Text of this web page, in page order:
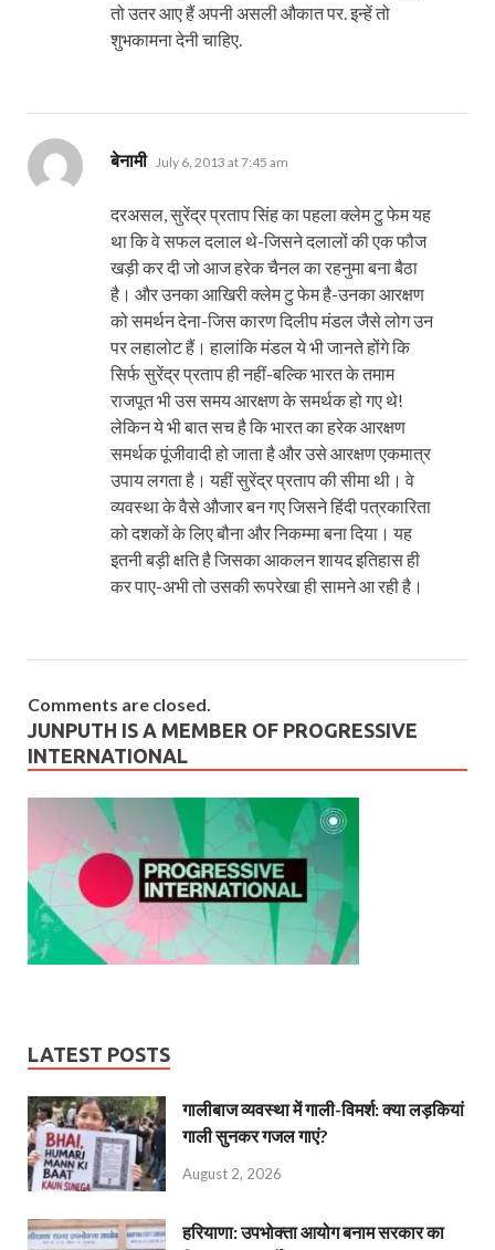
तो उतर आए हैं अपनी असली औकात पर. इन्हें तो
शुभकामना देनी चाहिए.
बेनामी says:
July 6, 2013 at 7:45 am
दरअसल, सुरेंद्र प्रताप सिंह का पहला क्लेम टु फेम यह
था कि वे सफल दलाल थे-जिसने दलालों की एक फौज
खड़ी कर दी जो आज हरेक चैनल का रहनुमा बना बैठा
है। और उनका आखिरी क्लेम टु फेम है-उनका आरक्षण
को समर्थन देना-जिस कारण दिलीप मंडल जैसे लोग उन
पर लहालोट हैं। हालांकि मंडल ये भी जानते होंगे कि
सिर्फ सुरेंद्र प्रताप ही नहीं-बल्कि भारत के तमाम
राजपूत भी उस समय आरक्षण के समर्थक हो गए थे!
लेकिन ये भी बात सच है कि भारत का हरेक आरक्षण
समर्थक पूंजीवादी हो जाता है और उसे आरक्षण एकमात्र
उपाय लगता है। यहीं सुरेंद्र प्रताप की सीमा थी। वे
व्यवस्था के वैसे औजार बन गए जिसने हिंदी पत्रकारिता
को दशकों के लिए बौना और निकम्मा बना दिया। यह
इतनी बड़ी क्षति है जिसका आकलन शायद इतिहास ही
कर पाए-अभी तो उसकी रूपरेखा ही सामने आ रही है।
Comments are closed.
JUNPUTH IS A MEMBER OF PROGRESSIVE
INTERNATIONAL
LATEST POSTS
गालीबाज व्‍यवस्‍था में गाली-विमर्श: क्या लड़कियां
गाली सुनकर गजल गाएं?
August 2, 2026
हरियाणा: उपभोक्ता आयोग बनाम सरकार का